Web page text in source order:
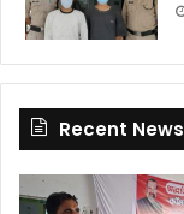
Recent News